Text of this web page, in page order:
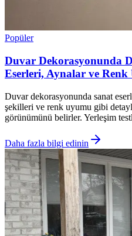
Popüler
Duvar Dekorasyonunda
Eserleri, Aynalar ve Renk
Duvar dekorasyonunda sanat
şekilleri ve renk uyumu gibi
görünümünü belirler. Yerleşim
Daha fazla bilgi edinin